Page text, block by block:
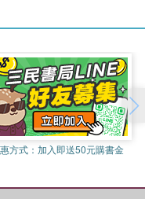
小朋友。
授）
驗或故事來認識科學，是
學任意門】系列，正是
中的科學現象，並帶出
科學原理與知識。全系列
存電力？ ◎電力與磁鐵
嗎？
現變化嗎？ ◎能量並不
◎出乎意料的深奧，一
方式： 加入即送50元購書金